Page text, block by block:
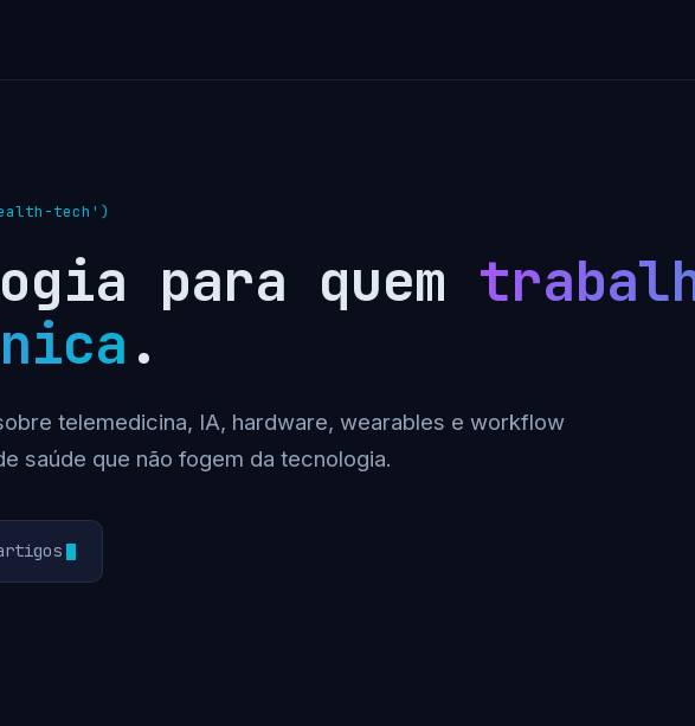
tech')
para quem
.
telemedicina, IA, hardware, wearables e workflow
saúde que não fogem da tecnologia.